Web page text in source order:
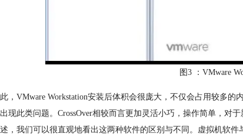
图3 ：VMware
，VMware Workstation安装后体积会很庞大，不仅会占用较多
现此类问题。CrossOver相较而言更加灵活小巧，操作简单，对于
，我们可以很直观地看出这两种软件的区别与不同。虚拟机软